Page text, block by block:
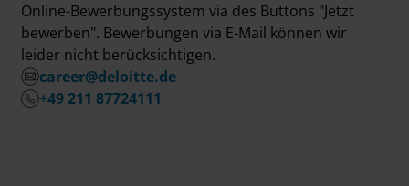
Online-Bewerbungssystem via des Buttons "Jetzt
bewerben". Bewerbungen via E-Mail können wir
leider nicht berücksichtigen.
career@deloitte.de
+49 211 87724111